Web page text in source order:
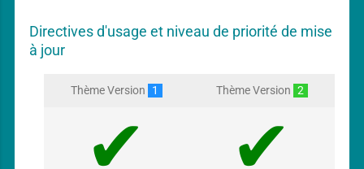
Directives d'usage et niveau de priorité de mise
à jour
Thème Version 1 Thème Version 2